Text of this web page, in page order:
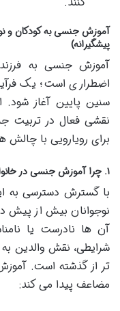
آموزش جنسی به کودکان و
پیشگیرانه)
آموزش جنسی به
اضطراری است؛ یک
سنین پایین آغاز
نقشی فعال در تربیت
برای رویارویی با چالش
۱. چرا آموزش جنسی در خانواده ضروری تر از همیشه است؟
با گسترش دسترسی به
نوجوانان بیش از پیش
آن ها نادرست یا
شرایطی، نقش والدین
تر از گذشته است.
مضاعف پیدا می کند: